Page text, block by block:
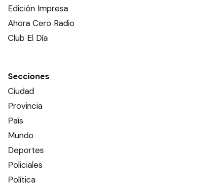
Edición Impresa
Ahora Cero Radio
Club El Día
Secciones
Ciudad
Provincia
País
Mundo
Deportes
Policiales
Política